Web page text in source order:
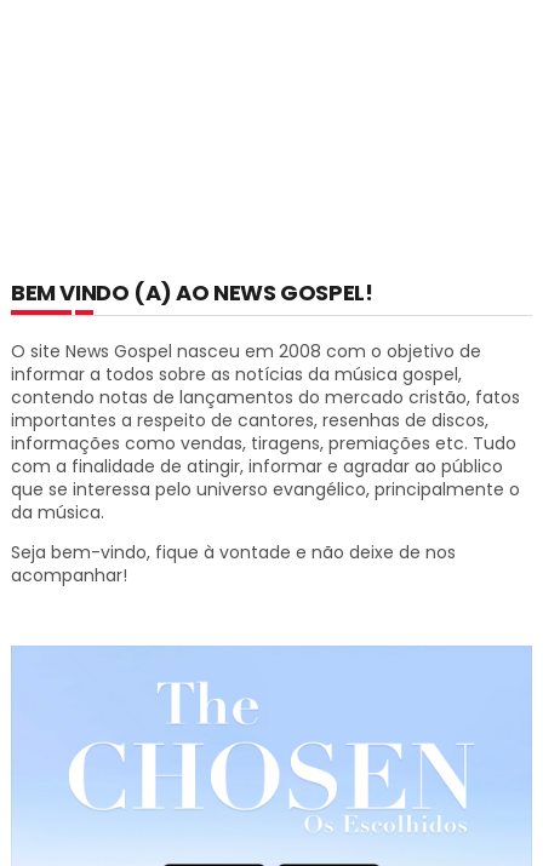
BEM VINDO (A) AO NEWS GOSPEL!
O site News Gospel nasceu em 2008 com o objetivo de
informar a todos sobre as notícias da música gospel,
contendo notas de lançamentos do mercado cristão, fatos
importantes a respeito de cantores, resenhas de discos,
informações como vendas, tiragens, premiações etc. Tudo
com a finalidade de atingir, informar e agradar ao público
que se interessa pelo universo evangélico, principalmente o
da música.
Seja bem-vindo, fique à vontade e não deixe de nos
acompanhar!